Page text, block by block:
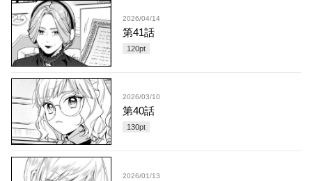
2026/04/14
第41話
120pt
2026/03/10
第40話
130pt
2026/01/13